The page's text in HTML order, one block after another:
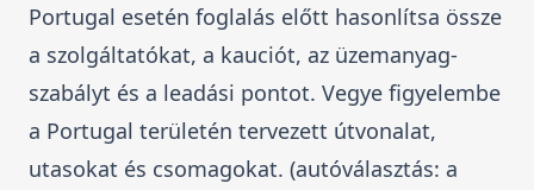
Portugal esetén foglalás előtt hasonlítsa össze
a szolgáltatókat, a kauciót, az üzemanyag-
szabályt és a leadási pontot. Vegye figyelembe
a Portugal területén tervezett útvonalat,
utasokat és csomagokat. (autóválasztás: a